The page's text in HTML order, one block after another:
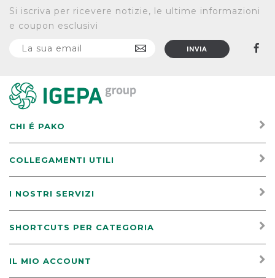
Si iscriva per ricevere notizie, le ultime informazioni
e coupon esclusivi
CHI É PAKO
COLLEGAMENTI UTILI
I NOSTRI SERVIZI
SHORTCUTS PER CATEGORIA
IL MIO ACCOUNT